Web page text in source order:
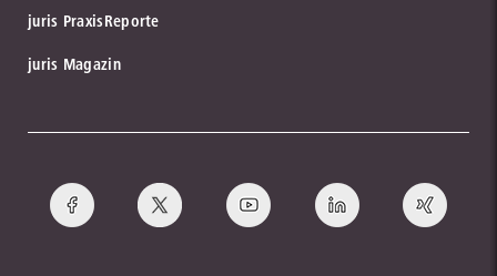
juris PraxisReporte
juris Magazin